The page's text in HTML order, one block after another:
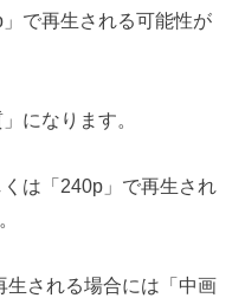
で再生される可能性が
になります。
は「240p」で再生され
生される場合には「中画